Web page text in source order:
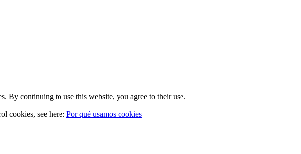
By continuing to use this website, you agree to their use.
cookies, see here: Por qué usamos cookies